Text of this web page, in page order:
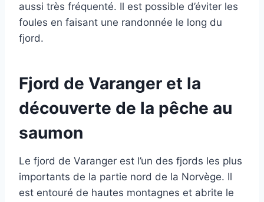
aussi très fréquenté. Il est possible d’éviter les
foules en faisant une randonnée le long du
fjord.
Fjord de Varanger et la
découverte de la pêche au
saumon
Le fjord de Varanger est l’un des fjords les plus
importants de la partie nord de la Norvège. Il
est entouré de hautes montagnes et abrite le